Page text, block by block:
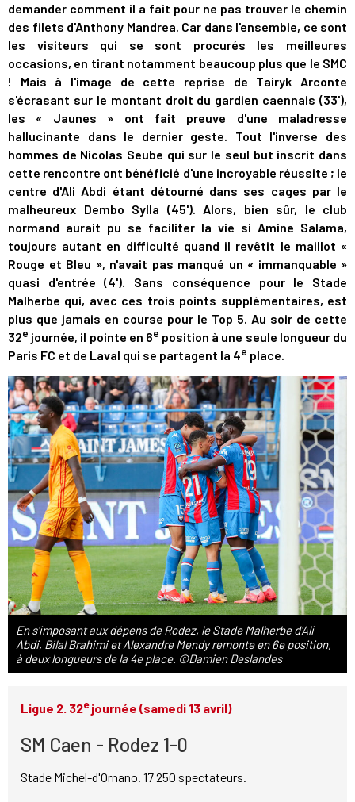
demander comment il a fait pour ne pas trouver le chemin
des filets d'Anthony Mandrea. Car dans l'ensemble, ce sont
les visiteurs qui se sont procurés les meilleures
occasions, en tirant notamment beaucoup plus que le SMC
! Mais à l'image de cette reprise de Tairyk Arconte
s'écrasant sur le montant droit du gardien caennais (33'),
les « Jaunes » ont fait preuve d'une maladresse
hallucinante dans le dernier geste. Tout l'inverse des
hommes de Nicolas Seube qui sur le seul but inscrit dans
cette rencontre ont bénéficié d'une incroyable réussite ; le
centre d'Ali Abdi étant détourné dans ses cages par le
malheureux Dembo Sylla (45'). Alors, bien sûr, le club
normand aurait pu se faciliter la vie si Amine Salama,
toujours autant en difficulté quand il revêtit le maillot «
Rouge et Bleu », n'avait pas manqué un « immanquable »
quasi d'entrée (4'). Sans conséquence pour le Stade
Malherbe qui, avec ces trois points supplémentaires, est
plus que jamais en course pour le Top 5. Au soir de cette
32e journée, il pointe en 6e position à une seule longueur du
Paris FC et de Laval qui se partagent la 4e place.
En s'imposant aux dépens de Rodez, le Stade Malherbe d'Ali
Abdi, Bilal Brahimi et Alexandre Mendy remonte en 6e position,
à deux longueurs de la 4e place. ©Damien Deslandes
Ligue 2. 32ejournée (samedi 13 avril)
SM Caen - Rodez 1-0
Stade Michel-d'Ornano. 17 250 spectateurs.